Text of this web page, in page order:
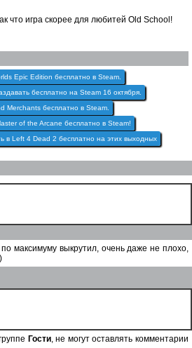
что игра скорее для любитей Old School!
Epic Edition бесплатно в Steam.
бесплатно на Steam 16 октября.
Merchants бесплатно в Steam.
of the Arcane бесплатно в Steam!
в Left 4 Dead 2 бесплатно на этих выходных
максимуму выкрутил, очень даже не плохо,
Гости, не могут оставлять комментарии